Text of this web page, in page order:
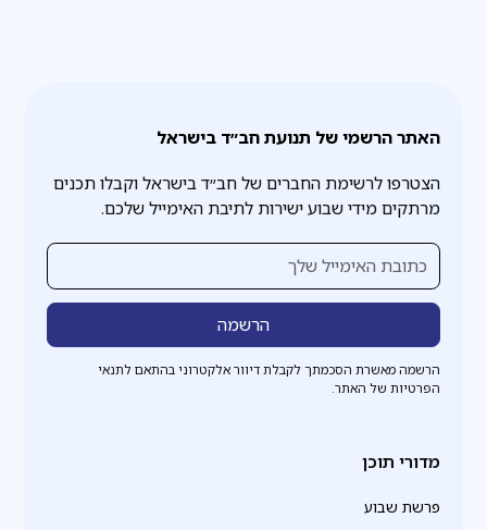
האתר הרשמי של תנועת חב״ד בישראל
הצטרפו לרשימת החברים של חב״ד בישראל וקבלו תכנים
מרתקים מידי שבוע ישירות לתיבת האימייל שלכם.
הרשמה מאשרת הסכמתך לקבלת דיוור אלקטרוני בהתאם לתנאי
הפרטיות של האתר.
מדורי תוכן
פרשת שבוע